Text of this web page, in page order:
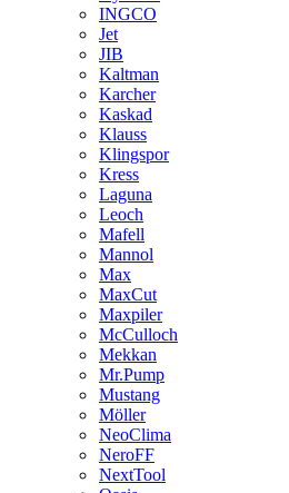
INGCO
Jet
JIB
Kaltman
Karcher
Kaskad
Klauss
Klingspor
Kress
Laguna
Leoch
Mafell
Mannol
Max
MaxCut
Maxpiler
McCulloch
Mekkan
Mr.Pump
Mustang
Möller
NeoClima
NeroFF
NextTool